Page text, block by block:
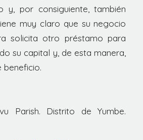
y, por consiguiente, también
muy claro que su negocio
solicita otro préstamo para
su capital y, de esta manera,
beneficio.
Parish. Distrito de Yumbe.